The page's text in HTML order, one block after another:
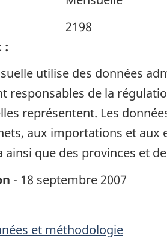
:
2198
utilise des données
responsables de la
représentent. Les
aux importations et
ainsi que des provinces et
- 18 septembre 2007
et méthodologie